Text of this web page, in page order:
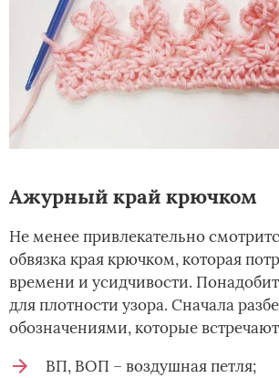
Ажурный край крючком
Не менее привлекательно
обвязка края крючком, которая
времени и усидчивости.
для плотности узора. Сначала
обозначениями, которые
ВП, ВОП – воздушная петля;